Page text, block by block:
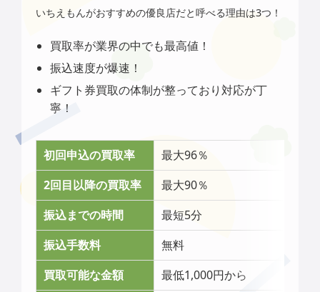
いちえもんがおすすめの優良店だと呼べる理由は3つ！
買取率が業界の中でも最高値！
振込速度が爆速！
ギフト券買取の体制が整っており対応が丁
寧！
初回申込の買取率
最大96％
2回目以降の買取率
最大90％
振込までの時間
最短5分
振込手数料
無料
買取可能な金額
最低1,000円から